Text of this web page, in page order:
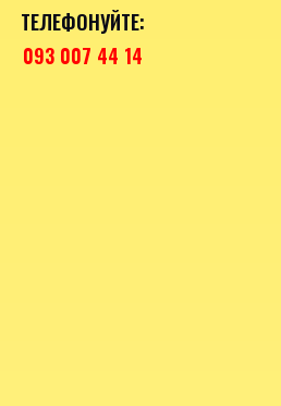
ТЕЛЕФОНУЙТЕ:
093 007 44 14